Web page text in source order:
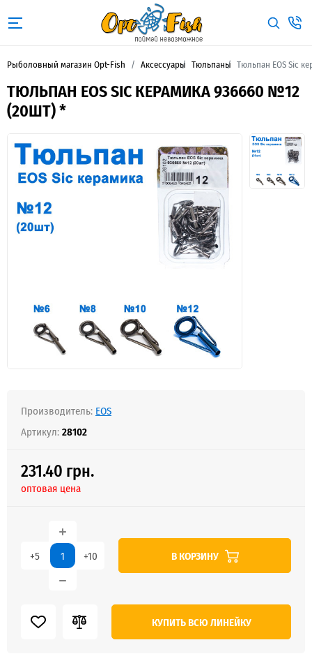
Рыболовный магазин Opt-Fish Аксессуары Тюльпаны Тюльпан EOS Sic
ТЮЛЬПАН EOS SIC КЕРАМИКА 936660 №12
(20ШТ) *
Производитель: EOS
Артикул:28102
231.40 грн.
оптовая цена
+5 +10 В КОРЗИНУ
КУПИТЬ ВСЮ ЛИНЕЙКУ